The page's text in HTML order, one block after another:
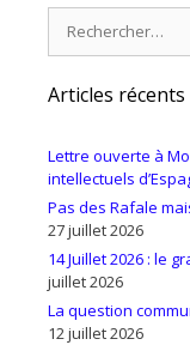
Articles récents
Lettre ouverte à
intellectuels
Pas des Rafale
27 juillet 2026
14 Juillet 2026 : le
juillet 2026
La question
12 juillet 2026